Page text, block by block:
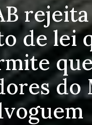
rejeita
de lei
do